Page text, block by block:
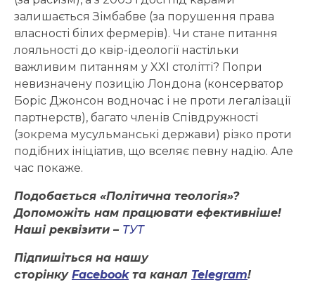
залишається Зімбабве (за порушення права
власності білих фермерів). Чи стане питання
лояльності до квір-ідеології настільки
важливим питанням у XXI столітті? Попри
невизначену позицію Лондона (консерватор
Боріс Джонсон водночас і не проти легалізації
партнерств), багато членів Співдружності
(зокрема мусульманські держави) різко проти
подібних ініціатив, що вселяє певну надію. Але
час покаже.
Подобається «Політична теологія»?
Допоможіть нам працювати ефективніше!
Наші реквізити – ТУТ
Підпишіться на нашу
сторінку Facebookта канал Telegram!